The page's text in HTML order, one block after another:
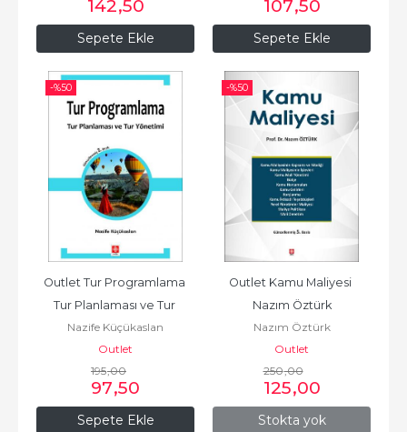
Sepete Ekle
142,50
Sepete Ekle
107,50
-%50
Sepete Ekle
Outlet Tur Programlama
Tur Planlaması ve Tur
Yönetimi Nazife
Küçükaslan
Nazife Küçükaslan
Outlet
195,00
97,50
-%50
Stokta yok
Outlet Kamu Maliyesi
Nazım Öztürk
Nazım Öztürk
Outlet
250,00
125,00